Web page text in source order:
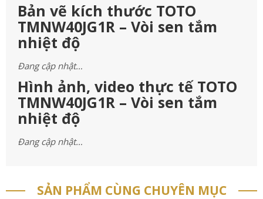
Bản vẽ kích thước TOTO
TMNW40JG1R – Vòi sen tắm
nhiệt độ
Đang cập nhật…
Hình ảnh, video thực tế TOTO
TMNW40JG1R – Vòi sen tắm
nhiệt độ
Đang cập nhật…
SẢN PHẨM CÙNG CHUYÊN MỤC